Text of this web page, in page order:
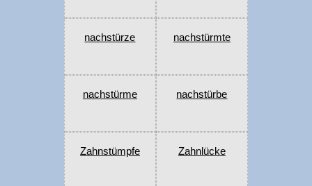
nachstürze nachstürmte
nachstürme nachstürbe
Zahnstümpfe Zahnlücke